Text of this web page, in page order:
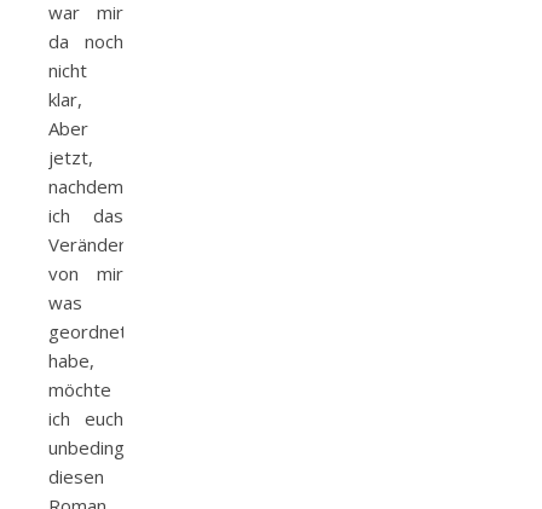
war mir
da noch
nicht
klar,
Aber
jetzt,
nachdem
ich das
Veränderungsgetümmel
von mir
was
geordnet
habe,
möchte
ich euch
unbedingt
diesen